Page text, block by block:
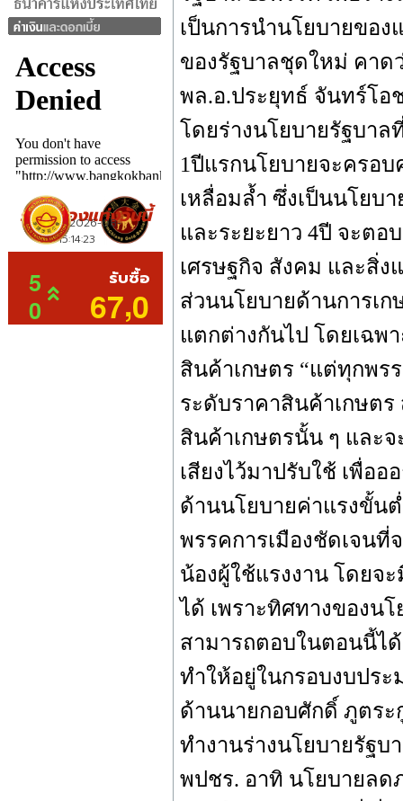
เป็นการนำนโยบายของ
ของรัฐบาลชุดใหม่ คาด
พล.อ.ประยุทธ์ จันทร์โอ
โดยร่างนโยบายรัฐบา
1ปีแรกนโยบายจะครอ
เหลื่อมล้ำ ซึ่งเป็นนโยบ
และระยะยาว 4ปี จะตอ
เศรษฐกิจ สังคม และสิ่ง
ส่วนนโยบายด้านการเ
แตกต่างกันไป โดยเฉพ
สินค้าเกษตร “แต่ทุกพร
ระดับราคาสินค้าเกษต
สินค้าเกษตรนั้น ๆ และ
เสียงไว้มาปรับใช้ เพื่อ
ด้านนโยบายค่าแรงขั้น
พรรคการเมืองชัดเจนที่
น้องผู้ใช้แรงงาน โดยจ
ได้ เพราะทิศทางของน
สามารถตอบในตอนนี้ไ
ทำให้อยู่ในกรอบงบปร
ด้านนายกอบศักดิ์ ภูตร
ทำงานร่างนโยบายรัฐบ
พปชร. อาทิ นโยบายลด